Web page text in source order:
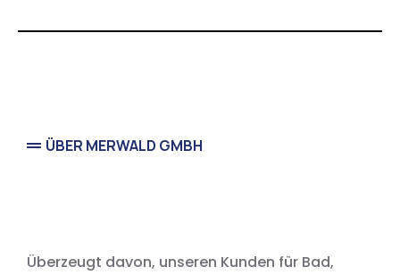
ÜBER MERWALD GMBH
Überzeugt davon, unseren Kunden für Bad,